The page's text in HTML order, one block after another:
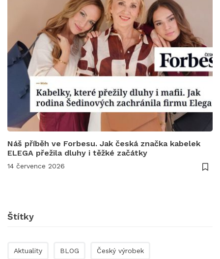
Náš příběh ve Forbesu. Jak česká značka kabelek
ELEGA přežila dluhy i těžké začátky
14 července 2026
Štítky
Aktuality BLOG Český výrobek